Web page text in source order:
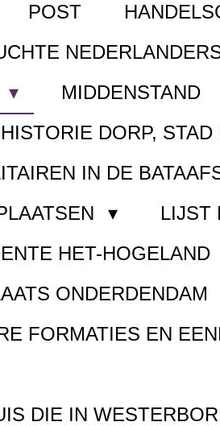
POST
MIDDENSTAND
HISTORIE DORP, STAD
IN DE
LIJST
HET-HOGELAND
ONDERDENDAM
FORMATIES EN
DIE IN